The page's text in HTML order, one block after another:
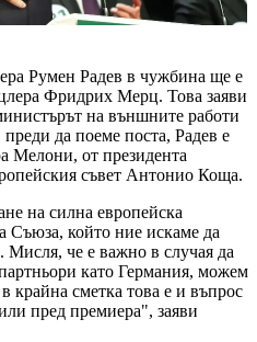
Румен Радев в чужбина ще е
Фридрих Мерц. Това заяви
на външните работи
да поеме поста, Радев е
Мелони, от президента
съвет Антонио Коща.
на силна европейска
Съюза, който ние искаме да
че е важно в случая да
като Германия, можем
крайна сметка това е и въпрос
пред премиера", заяви